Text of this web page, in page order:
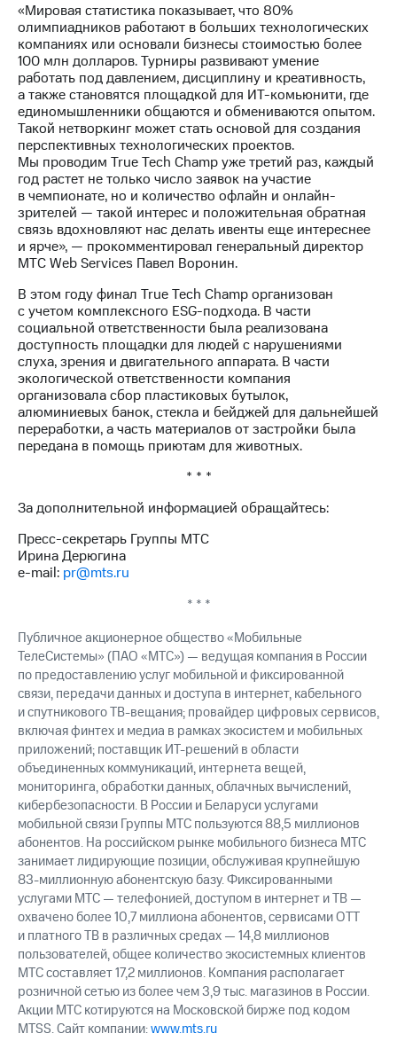
«Мировая статистика показывает, что 80%
олимпиадников работают в больших технологических
компаниях или основали бизнесы стоимостью более
100 млн долларов. Турниры развивают умение
работать под давлением, дисциплину и креативность,
а также становятся площадкой для ИТ-комьюнити, где
единомышленники общаются и обмениваются опытом.
Такой нетворкинг может стать основой для создания
перспективных технологических проектов.
Мы проводим True Tech Champ уже третий раз, каждый
год растет не только число заявок на участие
в чемпионате, но и количество офлайн и онлайн-
зрителей — такой интерес и положительная обратная
связь вдохновляют нас делать ивенты еще интереснее
и ярче», — прокомментировал генеральный директор
МТС Web Services Павел Воронин.
В этом году финал True Tech Champ организован
с учетом комплексного ЕSG-подхода. В части
социальной ответственности была реализована
доступность площадки для людей с нарушениями
слуха, зрения и двигательного аппарата. В части
экологической ответственности компания
организовала сбор пластиковых бутылок,
алюминиевых банок, стекла и бейджей для дальнейшей
переработки, а часть материалов от застройки была
передана в помощь приютам для животных.
* * *
За дополнительной информацией обращайтесь:
Пресс-секретарь Группы МТС
Ирина Дерюгина
e-mail: pr@mts.ru
* * *
Публичное акционерное общество «Мобильные
ТелеСистемы» (ПАО «МТС») — ведущая компания в России
по предоставлению услуг мобильной и фиксированной
связи, передачи данных и доступа в интернет, кабельного
и спутникового ТВ-вещания; провайдер цифровых сервисов,
включая финтех и медиа в рамках экосистем и мобильных
приложений; поставщик ИТ-решений в области
объединенных коммуникаций, интернета вещей,
мониторинга, обработки данных, облачных вычислений,
кибербезопасности. В России и Беларуси услугами
мобильной связи Группы МТС пользуются 88,5 миллионов
абонентов. На российском рынке мобильного бизнеса МТС
занимает лидирующие позиции, обслуживая крупнейшую
83-миллионную абонентскую базу. Фиксированными
услугами МТС — телефонией, доступом в интернет и ТВ —
охвачено более 10,7 миллиона абонентов, сервисами OTT
и платного ТВ в различных средах — 14,8 миллионов
пользователей, общее количество экосистемных клиентов
МТС составляет 17,2 миллионов. Компания располагает
розничной сетью из более чем 3,9 тыс. магазинов в России.
Акции МТС котируются на Московской бирже под кодом
MTSS. Сайт компании:www.mts.ru